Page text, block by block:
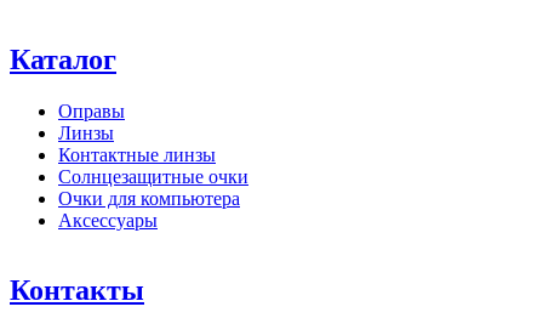
Каталог
Оправы
Линзы
Контактные линзы
Солнцезащитные очки
Очки для компьютера
Аксессуары
Контакты